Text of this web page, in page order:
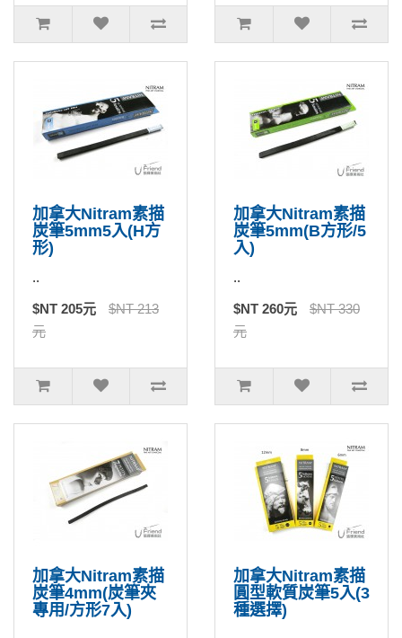
加拿大Nitram素描
炭筆5mm5入(H方
形)
..
$NT 205元
$NT 213
元
加拿大Nitram素描
炭筆5mm(B方形/5
入)
..
$NT 260元
$NT 330
元
加拿大Nitram素描
炭筆4mm(炭筆夾
專用/方形7入)
加拿大Nitram素描
圓型軟質炭筆5入(3
種選擇)